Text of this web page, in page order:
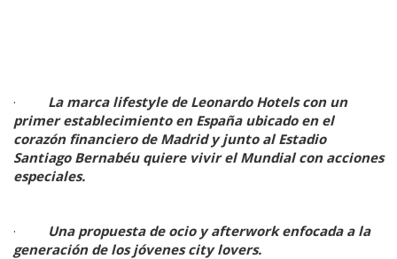
·
La marca lifestyle de Leonardo Hotels con un
primer establecimiento en España ubicado en el
corazón financiero de Madrid y junto al Estadio
Santiago Bernabéu quiere vivir el Mundial con acciones
especiales.
·
Una propuesta de ocio y afterwork enfocada a la
generación de los jóvenes city lovers.